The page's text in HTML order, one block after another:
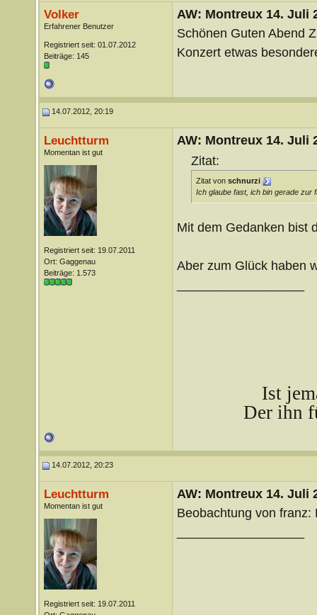
Volker
Erfahrener Benutzer
Registriert seit: 01.07.2012
Beiträge: 145
AW: Montreux 14. Juli
Schönen Guten Abend
Konzert etwas
14.07.2012, 20:19
Leuchtturm
Momentan ist gut
Registriert seit: 19.07.2011
Ort: Gaggenau
Beiträge: 1.573
AW: Montreux 14. Juli
Zitat:
Zitat von schnurzi
Ich glaube fast, ich bin gerade zur
Mit dem Gedanken bist
Aber zum Glück haben
Ist
Der ihn
14.07.2012, 20:23
Leuchtturm
Momentan ist gut
Registriert seit: 19.07.2011
AW: Montreux 14. Juli
Beobachtung von